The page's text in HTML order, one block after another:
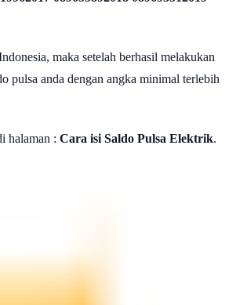
maka setelah berhasil melakukan
pulsa anda dengan angka minimal terlebih
halaman : Cara isi Saldo Pulsa Elektrik.